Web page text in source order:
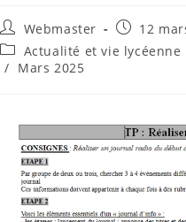
Webmaster
12
Actualité et vie lycéenne
/ Mars 2025